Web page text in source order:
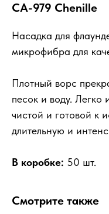
CA-979 Chenille
Насадка для
микрофибра для
Плотный ворс
песок и воду. Легко
чистой и готовой к
длительную и
В коробке: 50 шт.
Смотрите также